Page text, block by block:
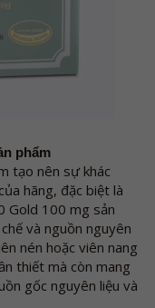
phẩm
tạo nên sự khác
hãng, đặc biệt là
Gold 100 mg sản
và nguồn nguyên
nén hoặc viên nang
thiết mà còn mang
gốc nguyên liệu và